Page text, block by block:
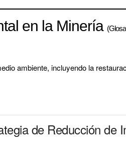
en la Minería
ambiente, incluyendo la
de Reducción de